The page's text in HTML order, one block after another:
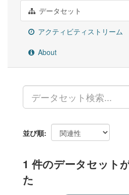
データセット
アクティビティストリーム
About
並び順
1 件のデータセット
た